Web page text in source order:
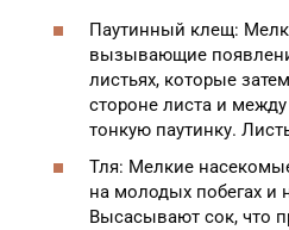
Паутинный клещ:
вызывающие
листьях, которые
стороне листа и
тонкую паутинку.
Тля: Мелкие
на молодых побегах и
Высасывают сок, что